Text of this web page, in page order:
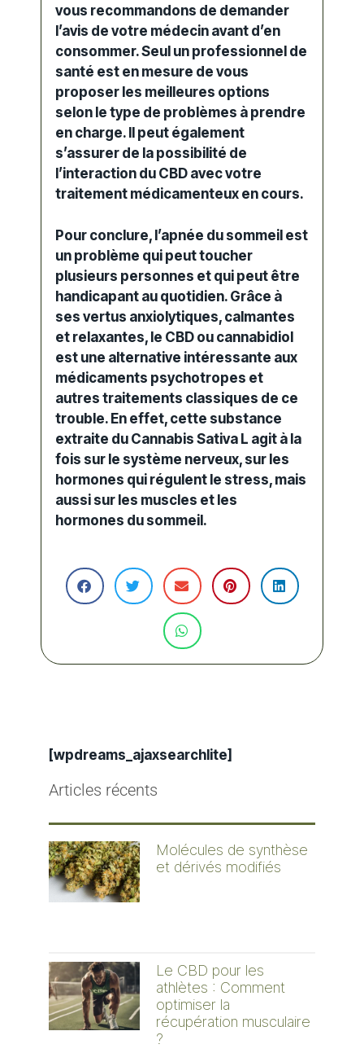
vous recommandons de demander
l’avis de votre médecin avant d’en
consommer. Seul un professionnel de
santé est en mesure de vous
proposer les meilleures options
selon le type de problèmes à prendre
en charge. Il peut également
s’assurer de la possibilité de
l’interaction du CBD avec votre
traitement médicamenteux en cours.
Pour conclure, l’apnée du sommeil est
un problème qui peut toucher
plusieurs personnes et qui peut être
handicapant au quotidien. Grâce à
ses vertus anxiolytiques, calmantes
et relaxantes, le CBD ou cannabidiol
est une alternative intéressante aux
médicaments psychotropes et
autres traitements classiques de ce
trouble. En effet, cette substance
extraite du Cannabis Sativa L agit à la
fois sur le système nerveux, sur les
hormones qui régulent le stress, mais
aussi sur les muscles et les
hormones du sommeil.
[wpdreams_ajaxsearchlite]
Articles récents
Molécules de synthèse
et dérivés modifiés
Le CBD pour les
athlètes : Comment
optimiser la
récupération musculaire
?